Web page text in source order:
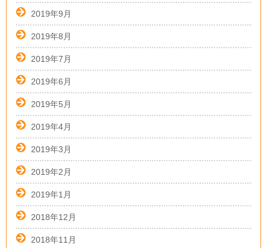
2019年9月
2019年8月
2019年7月
2019年6月
2019年5月
2019年4月
2019年3月
2019年2月
2019年1月
2018年12月
2018年11月